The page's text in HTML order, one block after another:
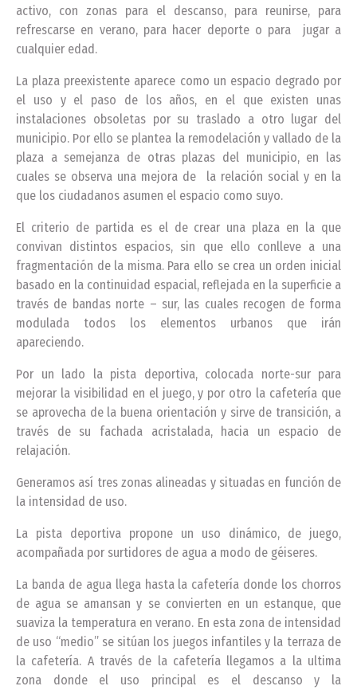
activo, con zonas para el descanso, para reunirse, para
refrescarse en verano, para hacer deporte o para jugar a
cualquier edad.
La plaza preexistente aparece como un espacio degrado por
el uso y el paso de los años, en el que existen unas
instalaciones obsoletas por su traslado a otro lugar del
municipio. Por ello se plantea la remodelación y vallado de la
plaza a semejanza de otras plazas del municipio, en las
cuales se observa una mejora de la relación social y en la
que los ciudadanos asumen el espacio como suyo.
El criterio de partida es el de crear una plaza en la que
convivan distintos espacios, sin que ello conlleve a una
fragmentación de la misma. Para ello se crea un orden inicial
basado en la continuidad espacial, reflejada en la superficie a
través de bandas norte – sur, las cuales recogen de forma
modulada todos los elementos urbanos que irán
apareciendo.
Por un lado la pista deportiva, colocada norte-sur para
mejorar la visibilidad en el juego, y por otro la cafetería que
se aprovecha de la buena orientación y sirve de transición, a
través de su fachada acristalada, hacia un espacio de
relajación.
Generamos así tres zonas alineadas y situadas en función de
la intensidad de uso.
La pista deportiva propone un uso dinámico, de juego,
acompañada por surtidores de agua a modo de géiseres.
La banda de agua llega hasta la cafetería donde los chorros
de agua se amansan y se convierten en un estanque, que
suaviza la temperatura en verano. En esta zona de intensidad
de uso “medio” se sitúan los juegos infantiles y la terraza de
la cafetería. A través de la cafetería llegamos a la ultima
zona donde el uso principal es el descanso y la